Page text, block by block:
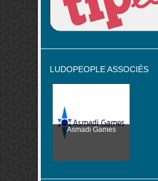
LUDOPEOPLE ASSOCIÉS
Asmadi Games